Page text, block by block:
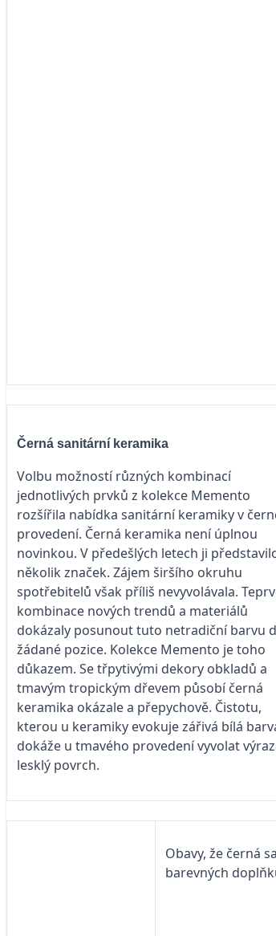
Černá sanitární keramika
Volbu možností různých kombinací
jednotlivých prvků z kolekce Memento
rozšířila nabídka sanitární keramiky v
provedení. Černá keramika není úplnou
novinkou. V předešlých letech ji
několik značek. Zájem širšího okruhu
spotřebitelů však příliš nevyvolávala.
kombinace nových trendů a materiálů
dokázaly posunout tuto netradiční barvu
žádané pozice. Kolekce Memento je toho
důkazem. Se třpytivými dekory obkladů a
tmavým tropickým dřevem působí černá
keramika okázale a přepychově. Čistotu,
kterou u keramiky evokuje zářivá bílá
dokáže u tmavého provedení vyvolat
lesklý povrch.
Obavy, že černá
barevných